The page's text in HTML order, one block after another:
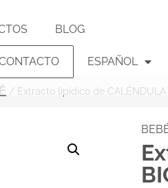
BLOG
ESPAÑOL
/ Extracto lipídico de CALÉNDULA